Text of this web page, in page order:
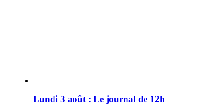
Lundi 3 août : Le journal de 12h